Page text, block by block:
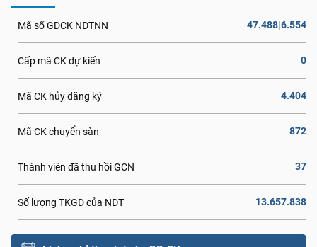
Mã số GDCK NĐTNN 47.488|6.554
Cấp mã CK dự kiến 0
Mã CK hủy đăng ký 4.404
Mã CK chuyển sàn 872
Thành viên đã thu hồi GCN 37
Số lượng TKGD của NĐT 13.657.838